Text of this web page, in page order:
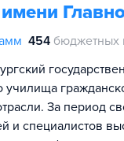
454 бюджетных
училища
За период
и специалистов